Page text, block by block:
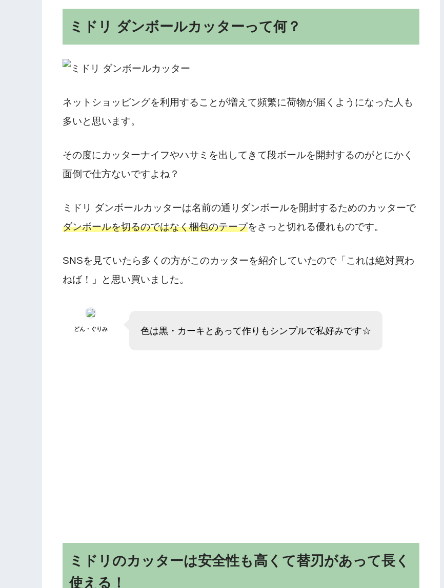
ミドリ ダンボールカッターって何？
ネットショッピングを利用することが増えて頻繁に荷物が届くようになった人も
多いと思います。
その度にカッターナイフやハサミを出してきて段ボールを開封するのがとにかく
面倒で仕方ないですよね？
ミドリ ダンボールカッターは名前の通りダンボールを開封するためのカッターで
ダンボールを切るのではなく梱包のテープをさっと切れる優れものです。
SNSを見ていたら多くの方がこのカッターを紹介していたので「これは絶対買わ
ねば！」と思い買いました。
どん・ぐりみ 色は黒・カーキとあって作りもシンプルで私好みです☆
ミドリのカッターは安全性も高くて替刃があって長く
使える！